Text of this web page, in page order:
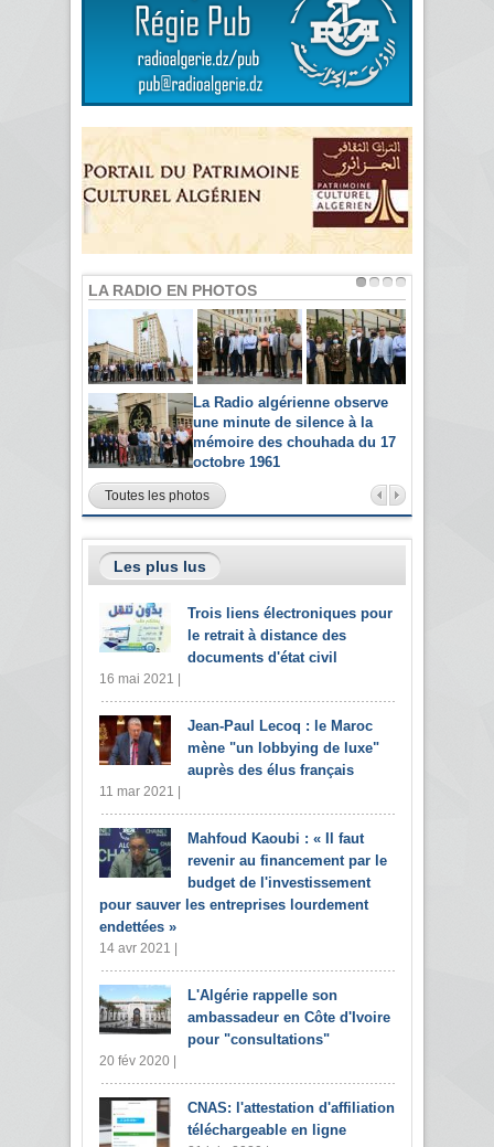
LA RADIO EN PHOTOS
La Radio algérienne observe
une minute de silence à la
mémoire des chouhada du 17
octobre 1961
Toutes les photos
Les plus lus
Trois liens électroniques pour
le retrait à distance des
documents d'état civil
16 mai 2021 |
Jean-Paul Lecoq : le Maroc
mène "un lobbying de luxe"
auprès des élus français
11 mar 2021 |
Mahfoud Kaoubi : « Il faut
revenir au financement par le
budget de l'investissement
pour sauver les entreprises lourdement
endettées »
14 avr 2021 |
L'Algérie rappelle son
ambassadeur en Côte d'Ivoire
pour "consultations"
20 fév 2020 |
CNAS: l'attestation d'affiliation
téléchargeable en ligne